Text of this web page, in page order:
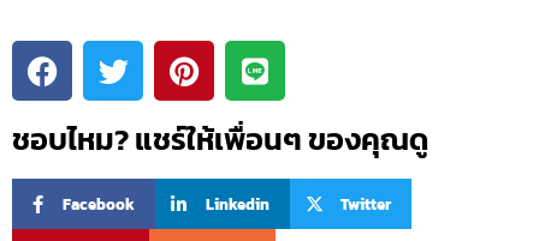
ชอบไหม? แชร์ให้เพื่อนๆ ของคุณดู
Facebook Linkedin Twitter